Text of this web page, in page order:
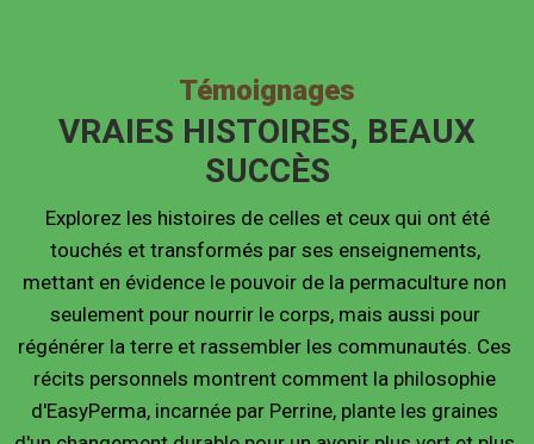
Témoignages
VRAIES HISTOIRES, BEAUX
SUCCÈS
touchés et transformés par ses enseignements,
mettant en évidence le pouvoir de la permaculture non
seulement pour nourrir le corps, mais aussi pour
régénérer la terre et rassembler les communautés. Ces
récits personnels montrent comment la philosophie
d'EasyPerma, incarnée par Perrine, plante les graines